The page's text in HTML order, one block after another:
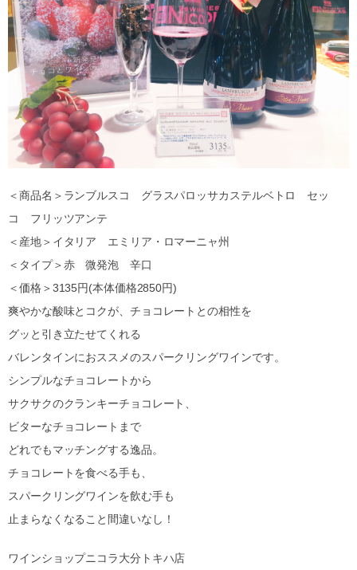
＜商品名＞ランブルスコ グラスパロッサカステルベトロ セッ
コ フリッツアンテ
＜産地＞イタリア エミリア・ロマーニャ州
＜タイプ＞赤 微発泡 辛口
＜価格＞3135円(本体価格2850円)
爽やかな酸味とコクが、チョコレートとの相性を
グッと引き立たせてくれる
バレンタインにおススメのスパークリングワインです。
シンプルなチョコレートから
サクサクのクランキーチョコレート、
ビターなチョコレートまで
どれでもマッチングする逸品。
チョコレートを食べる手も、
スパークリングワインを飲む手も
止まらなくなること間違いなし！
ワインショップニコラ大分トキハ店